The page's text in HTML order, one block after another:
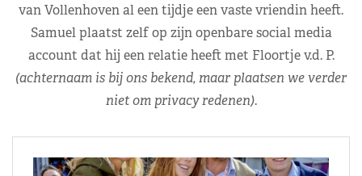
van Vollenhoven al een tijdje een vaste vriendin heeft.
Samuel plaatst zelf op zijn openbare social media
account dat hij een relatie heeft met Floortje v.d. P.
(achternaam is bij ons bekend, maar plaatsen we verder
niet om privacy redenen).